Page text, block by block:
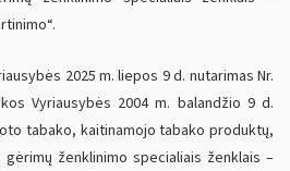
2025 m. liepos 9 d. nutarimas Nr.
Vyriausybės 2004 m. balandžio 9 d.
tabako, kaitinamojo tabako produktų,
ženklinimo specialiais ženklais –